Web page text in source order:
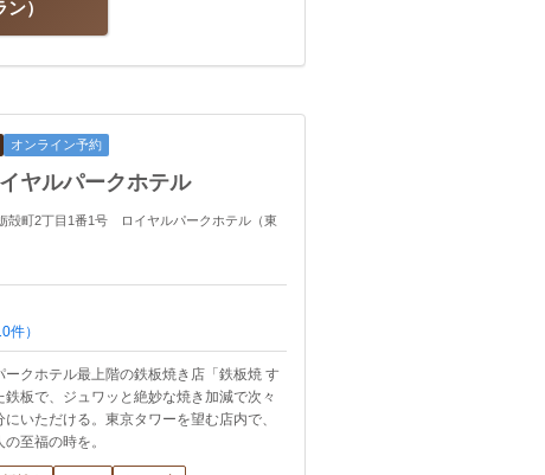
ン
オンライン予約
ヤルパークホテル
殻町2丁目1番1号 ロイヤルパークホテル（東
件）
クホテル最上階の鉄板焼き店「鉄板焼 す
板で、ジュワッと絶妙な焼き加減で次々
いただける。東京タワーを望む店内で、
至福の時を。